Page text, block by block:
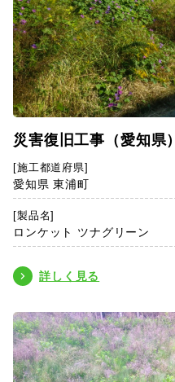
災害復旧工事（愛知県）
[施工都道府県]
愛知県 東浦町
[製品名]
ロンケット ツナグリーン
詳しく見る